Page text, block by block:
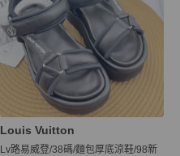
Louis Vuitton
Lv路易威登/38碼/麵包厚底涼鞋/98新